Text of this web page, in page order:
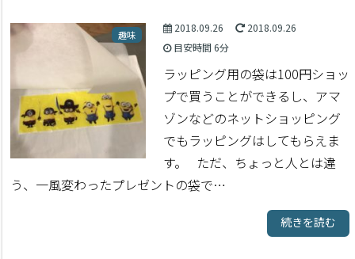
趣味
2018.09.26
2018.09.26
目安時間6分
ラッピング用の袋は100円ショッ
プで買うことができるし、アマ
ゾンなどのネットショッピング
でもラッピングはしてもらえま
す。 ただ、ちょっと人とは違
う、一風変わったプレゼントの袋で…
続きを読む